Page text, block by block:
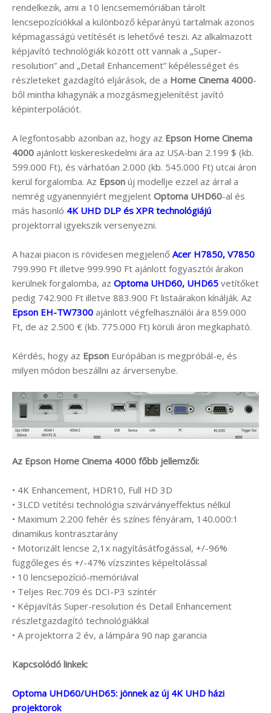
rendelkezik, ami a 10 lencsememóriában tárolt
lencsepozíciókkal a különböző képarányú tartalmak azonos
képmagasságú vetítését is lehetővé teszi. Az alkalmazott
képjavító technológiák között ott vannak a „Super-
resolution” and „Detail Enhancement” képélességet és
részleteket gazdagító eljárások, de a Home Cinema 4000-
ből mintha kihagynák a mozgásmegjelenítést javító
képinterpolációt.
A legfontosabb azonban az, hogy az Epson Home Cinema
4000 ajánlott kiskereskedelmi ára az USA-ban 2.199 $ (kb.
599.000 Ft), és várhatóan 2.000 (kb. 545.000 Ft) utcai áron
kerül forgalomba. Az Epson új modellje ezzel az árral a
nemrég ugyanennyiért megjelent Optoma UHD60-al és
más hasonló 4K UHD DLP és XPR technológiájú
projektorral igyekszik versenyezni.
A hazai piacon is rövidesen megjelenő Acer H7850, V7850
799.990 Ft illetve 999.990 Ft ajánlott fogyasztói árakon
kerülnek forgalomba, az Optoma UHD60, UHD65 vetítőket
pedig 742.900 Ft illetve 883.900 Ft listaárakon kínálják. Az
Epson EH-TW7300 ajánlott végfelhasználói ára 859.000
Ft, de az 2.500 € (kb. 775.000 Ft) körüli áron megkapható.
Kérdés, hogy az Epson Európában is megpróbál-e, és
milyen módon beszállni az árversenybe.
Az Epson Home Cinema 4000 főbb jellemzői:
• 4K Enhancement, HDR10, Full HD 3D
• 3LCD vetítési technológia szivárványeffektus nélkül
• Maximum 2.200 fehér és színes fényáram, 140.000:1
dinamikus kontrasztarány
• Motorizált lencse 2,1x nagyításátfogással, +/-96%
függőleges és +/-47% vízszintes képeltolással
• 10 lencsepozíció-memóriával
• Teljes Rec.709 és DCI-P3 színtér
• Képjavítás Super-resolution és Detail Enhancement
részletgazdagító technológiákkal
• A projektorra 2 év, a lámpára 90 nap garancia
Kapcsolódó linkek:
Optoma UHD60/UHD65: jönnek az új 4K UHD házi
projektorok